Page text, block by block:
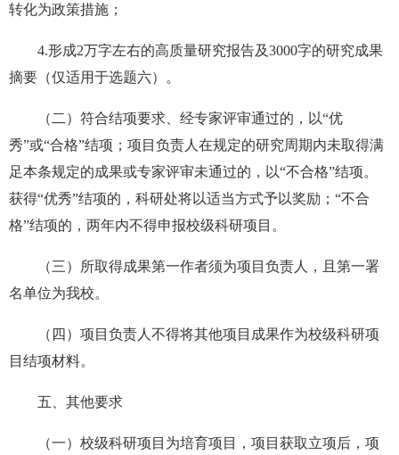
转化为政策措施；
4.形成2万字左右的高质量研究报告及3000字的研究成果
摘要（仅适用于选题六）。
（二）符合结项要求、经专家评审通过的，以“优
秀”或“合格”结项；项目负责人在规定的研究周期内未取得满
足本条规定的成果或专家评审未通过的，以“不合格”结项。
获得“优秀”结项的，科研处将以适当方式予以奖励；“不合
格”结项的，两年内不得申报校级科研项目。
（三）所取得成果第一作者须为项目负责人，且第一署
名单位为我校。
（四）项目负责人不得将其他项目成果作为校级科研项
目结项材料。
五、其他要求
（一）校级科研项目为培育项目，项目获取立项后，项